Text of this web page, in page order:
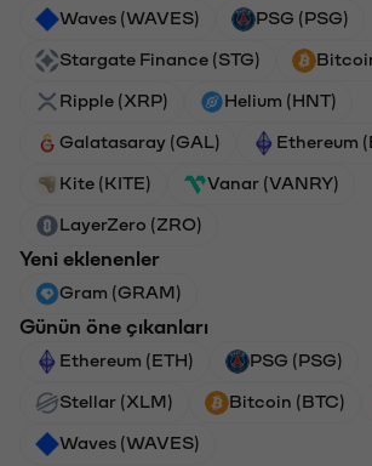
Waves (WAVES) PSG (PSG)
Stargate Finance (STG)
Ripple (XRP) Helium (HNT)
Galatasaray (GAL) Ethereum
Kite (KITE) Vanar (VANRY)
LayerZero (ZRO)
Yeni eklenenler
Gram (GRAM)
Günün öne çıkanları
Ethereum (ETH) PSG (PSG)
Stellar (XLM) Bitcoin (BTC)
Waves (WAVES)